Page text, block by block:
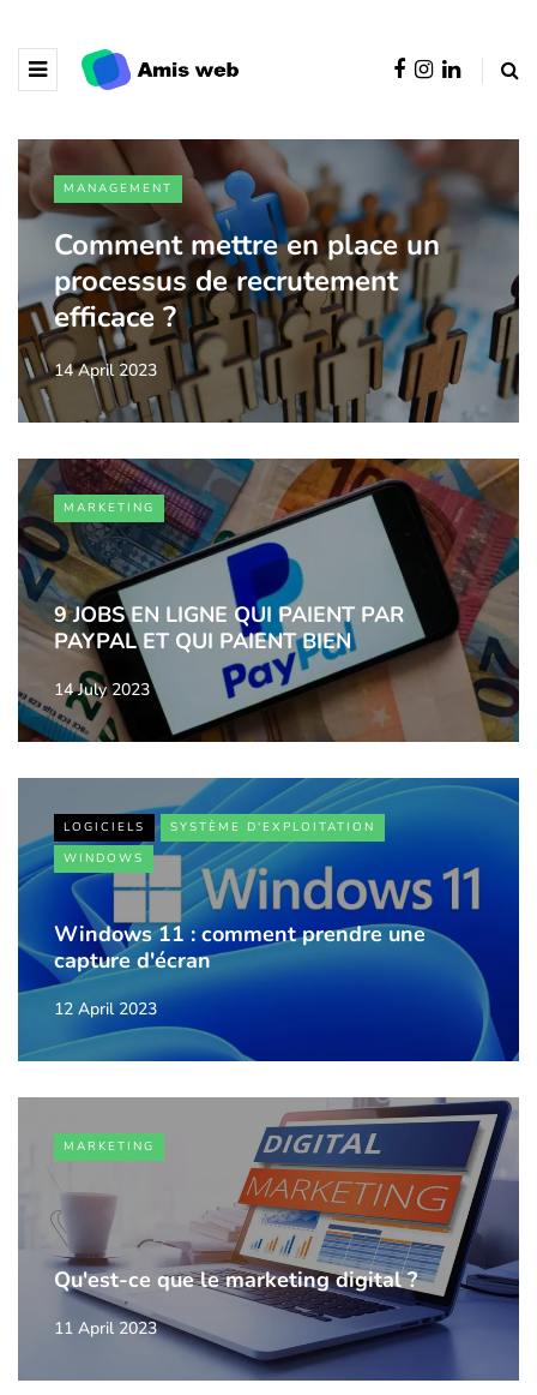
MANAGEMENT
Comment mettre en place un
processus de recrutement
efficace ?
14 April 2023
MARKETING
9 JOBS EN LIGNE QUI PAIENT PAR
PAYPAL ET QUI PAIENT BIEN
14 July 2023
LOGICIELS
SYSTÈME D'EXPLOITATION
WINDOWS
Windows 11 : comment prendre une
capture d'écran
12 April 2023
MARKETING
Qu'est-ce que le marketing digital ?
11 April 2023